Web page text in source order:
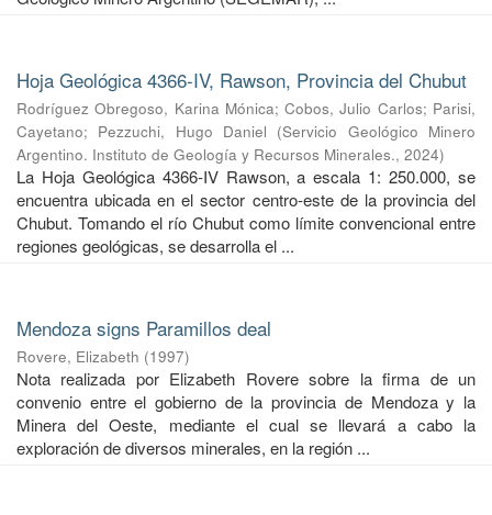
Hoja Geológica 4366-IV, Rawson, Provincia del Chubut
Rodríguez Obregoso, Karina Mónica;Cobos, Julio Carlos; Parisi,
Cayetano; Pezzuchi, Hugo Daniel (Servicio Geológico Minero
Argentino. Instituto de Geología y Recursos Minerales., 2024)
La Hoja Geológica 4366-IV Rawson, a escala 1: 250.000, se
encuentra ubicada en el sector centro-este de la provincia del
Chubut. Tomando el río Chubut como límite convencional entre
regiones geológicas, se desarrolla el ...
Mendoza signs Paramillos deal
Rovere, Elizabeth (1997)
Nota realizada por Elizabeth Rovere sobre la firma de un
convenio entre el gobierno de la provincia de Mendoza y la
Minera del Oeste, mediante el cual se llevará a cabo la
exploración de diversos minerales, en la región ...